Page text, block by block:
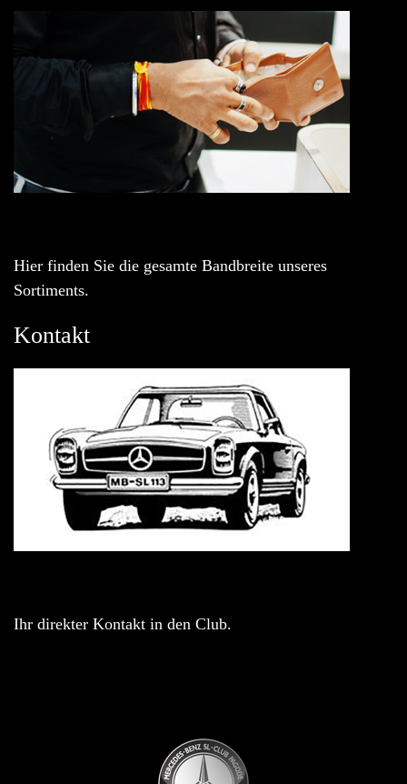
Hier finden Sie die gesamte Bandbreite unseres
Sortiments.
Kontakt
Ihr direkter Kontakt in den Club.